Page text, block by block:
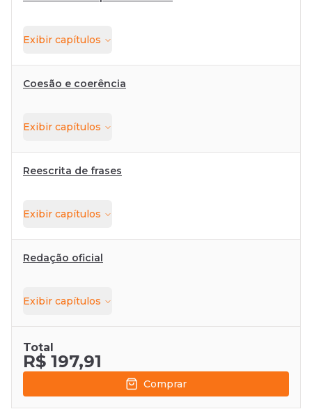
Exibir capítulos
Coesão e coerência
Exibir capítulos
Reescrita de frases
Exibir capítulos
Redação oficial
Exibir capítulos
Total
R$ 197,91
Comprar